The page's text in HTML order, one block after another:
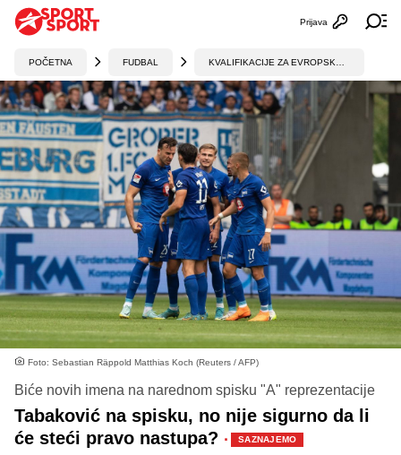
Otvori
Prijava
POČETNA FUDBAL
Foto: Sebastian Räppold Matthias Koch (Reuters / AFP)
Biće novih imena na narednom spisku "A" reprezentacije
Tabaković na spisku, no nije sigurno da li
će steći pravo nastupa? · SAZNAJEMO